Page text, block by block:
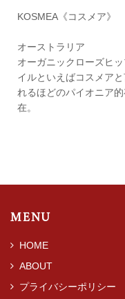
KOSMEA《コスメア》
オーストラリア
オーガニックローズヒッ
イルといえばコスメアと
れるほどのパイオニア
在。
MENU
HOME
ABOUT
プライバシーポリシー